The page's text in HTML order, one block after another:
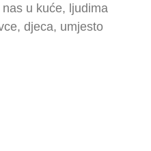
u kuće, ljudima
djeca, umjesto